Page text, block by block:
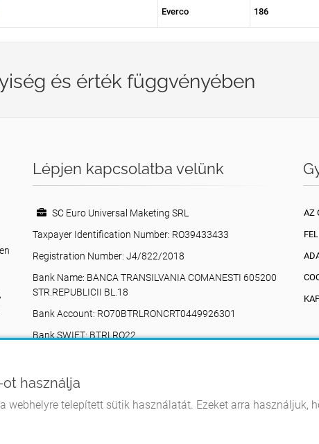
Everco 186
és érték függvényében
Lépjen kapcsolatba velünk
SC Euro Universal Maketing SRL
Taxpayer Identification Number: RO39433433
Registration Number: J4/822/2018
Bank Name: BANCA TRANSILVANIA COMANESTI 605200
STR.REPUBLICII BL.18
Bank Account: RO70BTRLRONCRT0449926301
Bank SWIFT: BTRLRO22
+40742616335
eurouniversalmarketing@gmail.com
AZ
ot használja
webhelyre telepített sütik használatát. Ezeket arra használjuk,